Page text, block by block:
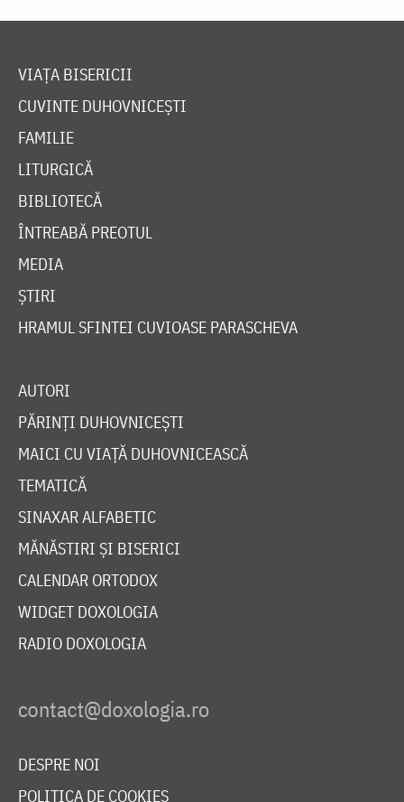
VIAȚA BISERICII
CUVINTE DUHOVNICEȘTI
FAMILIE
LITURGICĂ
BIBLIOTECĂ
ÎNTREABĂ PREOTUL
MEDIA
ȘTIRI
HRAMUL SFINTEI CUVIOASE PARASCHEVA
AUTORI
PĂRINȚI DUHOVNICEȘTI
MAICI CU VIAȚĂ DUHOVNICEASCĂ
TEMATICĂ
SINAXAR ALFABETIC
MĂNĂSTIRI ȘI BISERICI
CALENDAR ORTODOX
WIDGET DOXOLOGIA
RADIO DOXOLOGIA
DESPRE NOI
POLITICA DE COOKIES